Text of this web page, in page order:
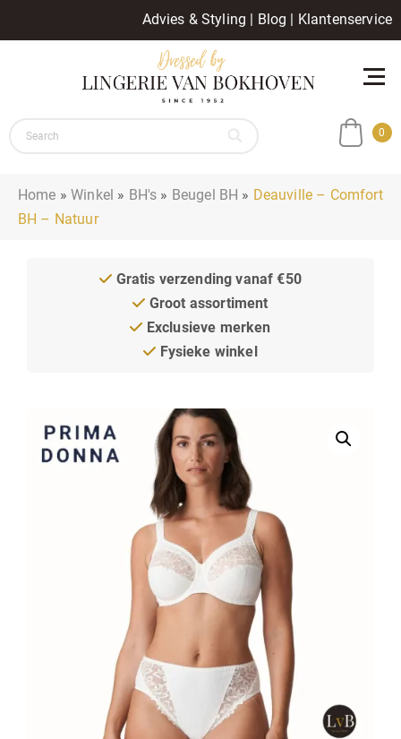
Advies & Styling | Blog | Klantenservice
0
Home »Winkel » BH's » Beugel BH » Deauville – Comfort
BH – Natuur
Gratis verzending vanaf €50
Groot assortiment
Exclusieve merken
Fysieke winkel